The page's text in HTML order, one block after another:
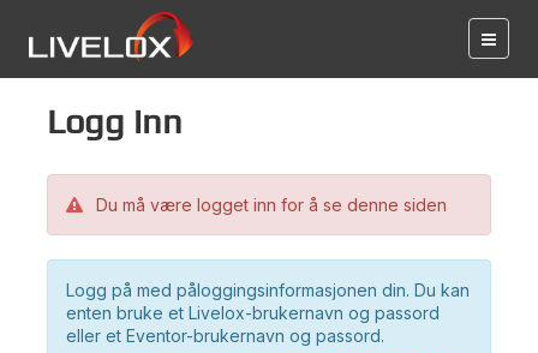
Logg inn
Du må være logget inn for å se denne siden
Logg på med påloggingsinformasjonen din. Du kan
enten bruke et Livelox-brukernavn og passord
eller et Eventor-brukernavn og passord.